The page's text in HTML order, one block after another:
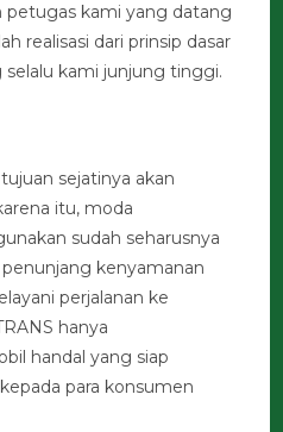
petugas kami yang datang
realisasi dari prinsip dasar
kami junjung tinggi.
sejatinya akan
itu, moda
sudah seharusnya
kenyamanan
perjalanan ke
hanya
handal yang siap
para konsumen